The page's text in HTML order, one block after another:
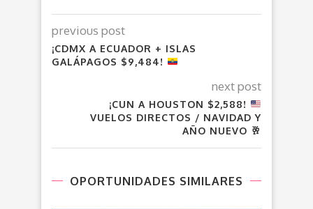
previous post
¡CDMX A ECUADOR + ISLAS
GALÁPAGOS $9,484!
next post
¡CUN A HOUSTON $2,588!
VUELOS DIRECTOS / NAVIDAD Y
AÑO NUEVO 🥂
OPORTUNIDADES SIMILARES